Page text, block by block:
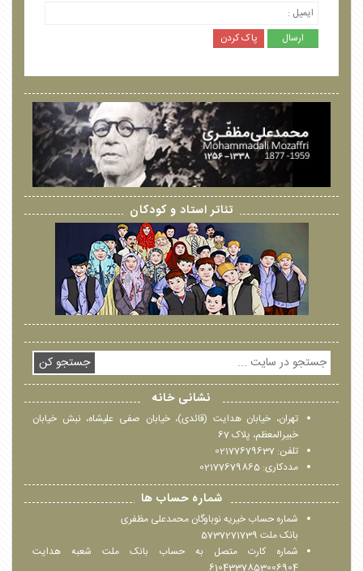
تئاتر استاد و کودکان
جستجو کن
نشانی خانه
تهران، خیابان هدایت (قائدی)، خیابان صفی علیشاه، نبش خیابان
خبیرالمعظم، پلاک 67
تلفن: 02177679637
مددکاری: 02177679865
شماره حساب ها
شماره حساب خیریه نوباوگان محمدعلی مظفری
بانک ملت 5737271739
شماره کارت متصل به حساب بانک ملت شعبه هدایت
6104337853006904